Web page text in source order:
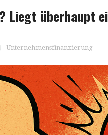
Liegt überhaupt
Unternehmensfinanzierung